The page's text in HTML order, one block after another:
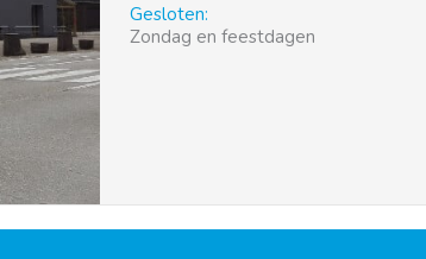
Gesloten:
Zondag en feestdagen